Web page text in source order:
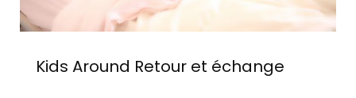
Kids Around Retour et échange